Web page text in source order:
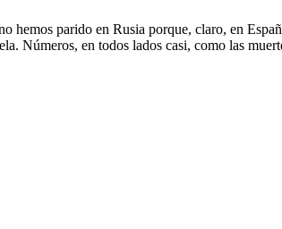
hemos parido en Rusia porque, claro, en
Números, en todos lados casi, como las